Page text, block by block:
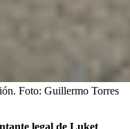
Foto: Guillermo Torres
legal de Luket